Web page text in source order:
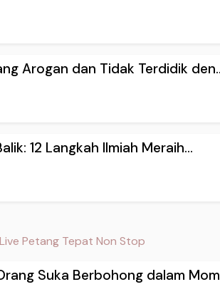
Arogan dan Tidak Terdidik
12 Langkah Ilmiah Meraih...
Petang Tepat Non Stop
Suka Berbohong dalam